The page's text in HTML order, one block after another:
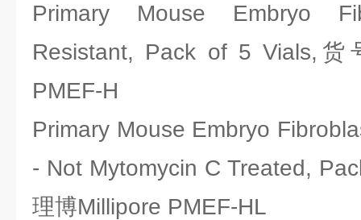
Primary Mouse Embryo
Resistant, Pack of 5 Vials,
PMEF-H
Primary Mouse Embryo
- Not Mytomycin C Treated,
理博Millipore PMEF-HL